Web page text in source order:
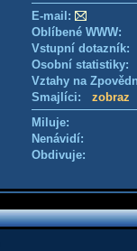
E-mail:
Oblíbené WWW:
Vstupní
Osobní
Vztahy na
Smajlíci: zobraz
Miluje:
Nenávidí:
Obdivuje: